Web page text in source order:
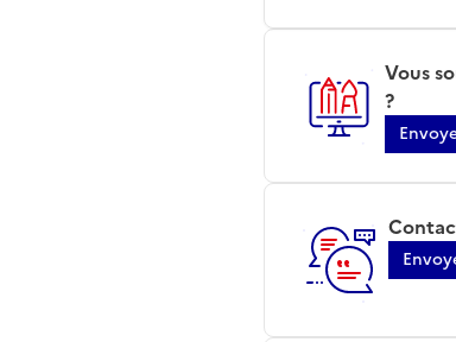
Vous
?